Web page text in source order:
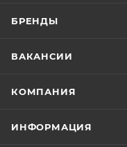
БРЕНДЫ
ВАКАНСИИ
КОМПАНИЯ
ИНФОРМАЦИЯ